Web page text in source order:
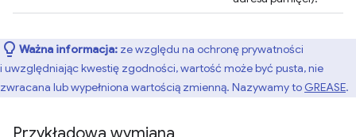
Ważna informacja: ze względu na ochronę prywatności
i uwzględniając kwestię zgodności, wartość może być pusta, nie
zwracana lub wypełniona wartością zmienną. Nazywamy to GREASE.